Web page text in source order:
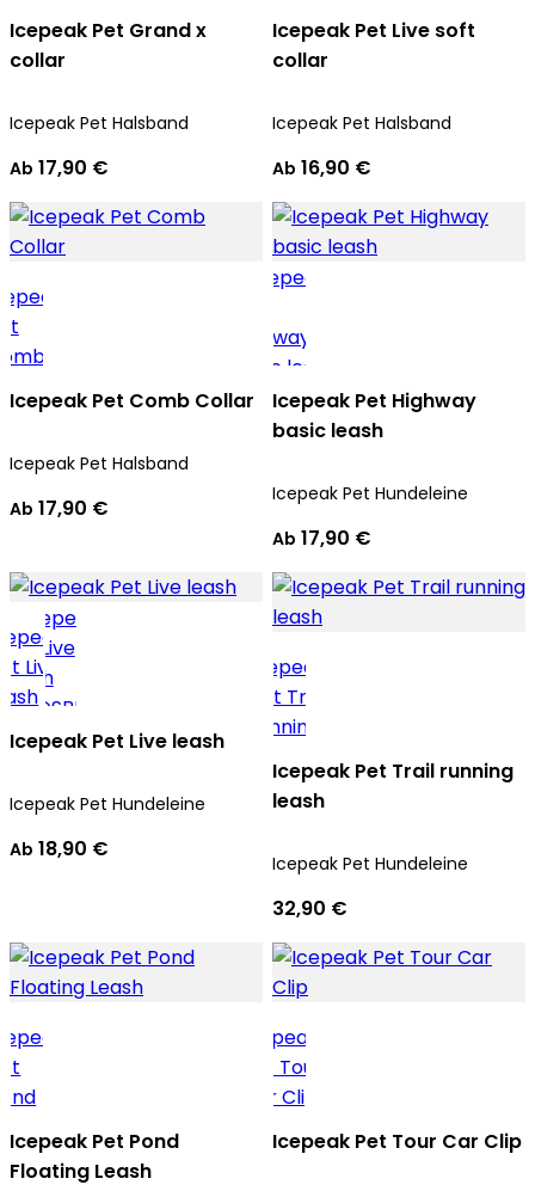
Icepeak Pet Grand x
collar
Icepeak Pet Halsband
Ab 17,90 €
Icepeak Pet Live soft
collar
Icepeak Pet Halsband
Ab 16,90 €
Icepeak Pet Comb Collar
Icepeak Pet Halsband
Ab 17,90 €
Icepeak Pet Highway
basic leash
Icepeak Pet Hundeleine
Ab 17,90 €
Icepeak Pet Live leash
Icepeak Pet Hundeleine
Ab 18,90 €
Icepeak Pet Trail running
leash
Icepeak Pet Hundeleine
32,90 €
Icepeak Pet Pond
Floating Leash
Icepeak Pet Tour Car Clip